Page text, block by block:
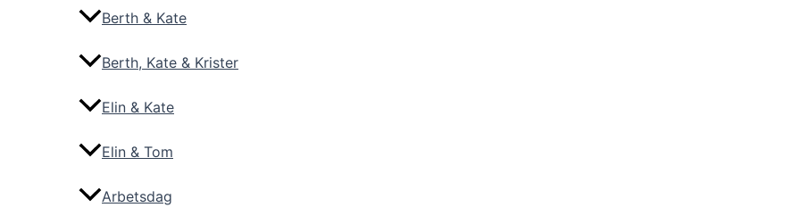
Berth & Kate
Berth, Kate & Krister
Elin & Kate
Elin & Tom
Arbetsdag